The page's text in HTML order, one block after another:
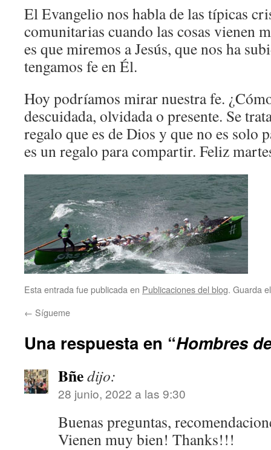
El Evangelio nos habla de las típicas
comunitarias cuando las cosas vienen
es que miremos a Jesús, que nos ha
tengamos fe en Él.
Hoy podríamos mirar nuestra fe.
descuidada, olvidada o presente. Se
regalo que es de Dios y que no es solo
es un regalo para compartir. Feliz
Esta entrada fue publicada en Publicaciones del blog. Guarda
← Sígueme
Una respuesta en “Hombres
Bñedijo:
28 junio, 2022 a las 9:30
Buenas preguntas,
Vienen muy bien! Thanks!!!